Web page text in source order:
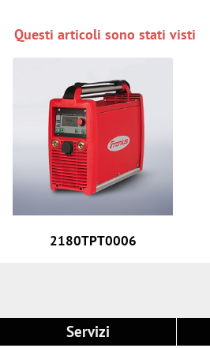
Questi articoli sono stati visti
2180TPT0006
Servizi